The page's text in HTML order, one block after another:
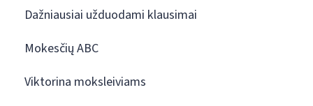
Dažniausiai užduodami klausimai
Mokesčių ABC
Viktorina moksleiviams